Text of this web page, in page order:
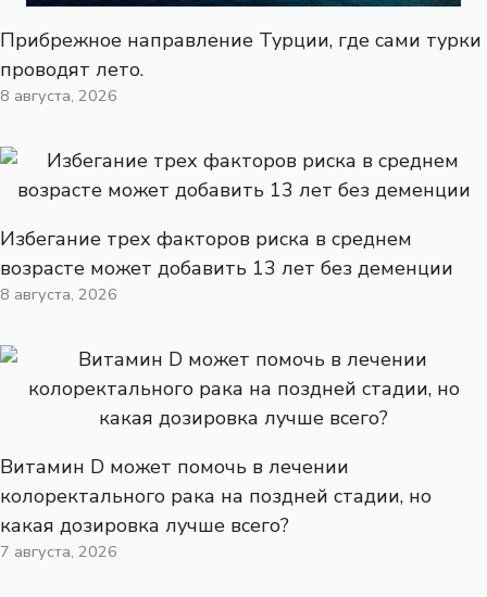
Прибрежное направление Турции, где сами турки
проводят лето.
8 августа, 2026
Избегание трех факторов риска в среднем
возрасте может добавить 13 лет без деменции
8 августа, 2026
Витамин D может помочь в лечении
колоректального рака на поздней стадии, но
какая дозировка лучше всего?
7 августа, 2026